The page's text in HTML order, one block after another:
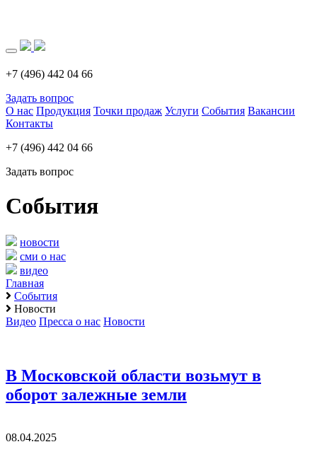
+7 (496) 442 04 66
Задать вопрос
О нас Продукция Точки продаж Услуги События Вакансии
Контакты
+7 (496) 442 04 66
Задать вопрос
События
новости
сми о нас
видео
Главная
События
Новости
Видео Пресса о нас Новости
В Московской области возьмут в
оборот залежные земли
08.04.2025